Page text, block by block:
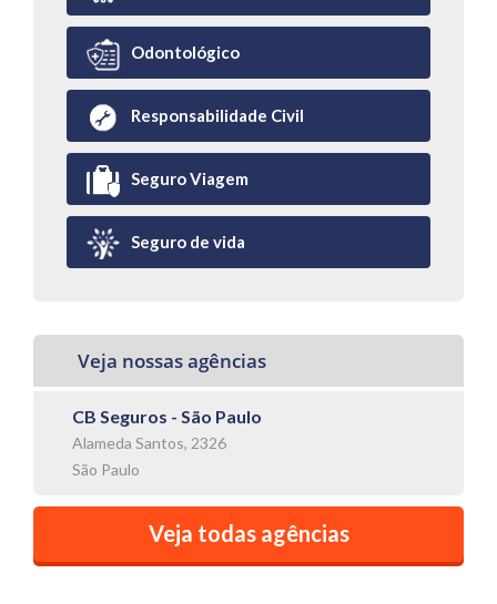
Odontológico
Responsabilidade Civil
Seguro Viagem
Seguro de vida
Veja nossas agências
CB Seguros - São Paulo
Alameda Santos, 2326
São Paulo
Veja todas agências